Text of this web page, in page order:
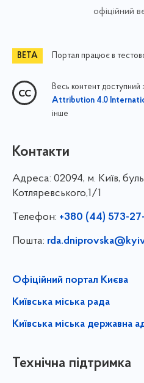
офіційний
Портал працює в
Весь контент доступний
Attribution 4.0
інше
Контакти
Адреса: 02094, м. Київ,
Котляревського,1/1
Телефон: +380 (44) 573-
Пошта:
Офіційний портал Києва
Київська міська рада
Київська міська державна
Технічна підтримка